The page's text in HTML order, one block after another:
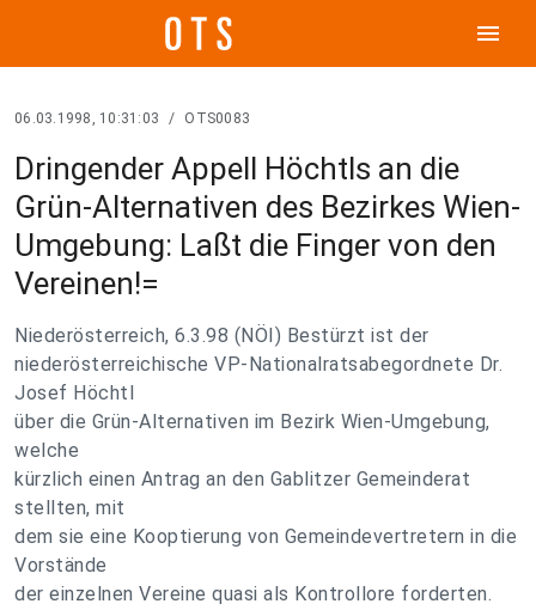
menu
06.03.1998, 10:31:03 / OTS0083
Dringender Appell Höchtls an die
Grün-Alternativen des Bezirkes Wien-
Umgebung: Laßt die Finger von den
Vereinen!=
Niederösterreich, 6.3.98 (NÖI) Bestürzt ist der
niederösterreichische VP-Nationalratsabegordnete Dr.
Josef Höchtl
über die Grün-Alternativen im Bezirk Wien-Umgebung,
welche
kürzlich einen Antrag an den Gablitzer Gemeinderat
stellten, mit
dem sie eine Kooptierung von Gemeindevertretern in die
Vorstände
der einzelnen Vereine quasi als Kontrollore forderten.